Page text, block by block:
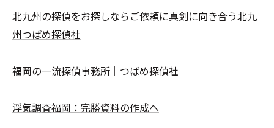
北九州の探偵をお探しならご依頼に真剣に向き合う北九
州つばめ探偵社
福岡の一流探偵事務所｜つばめ探偵社
浮気調査福岡：完勝資料の作成へ